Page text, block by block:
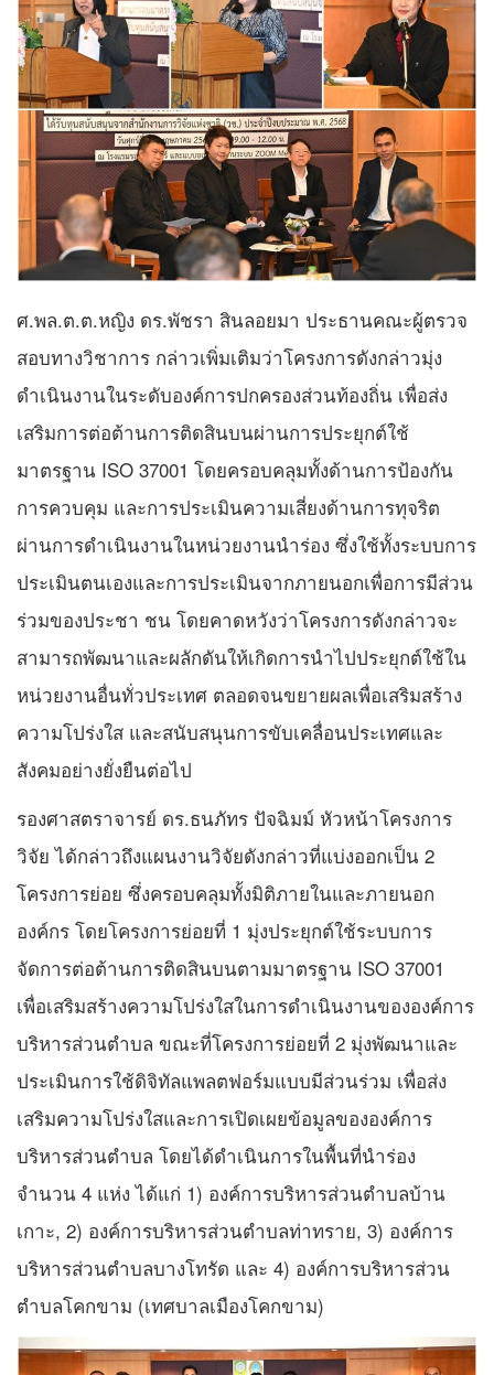
ศ.พล.ต.ต.หญิง ดร.พัชรา สินลอยมา ประธานคณะผู้ตรวจ
สอบทางวิชาการ กล่าวเพิ่มเติมว่าโครงการดังกล่าวมุ่ง
ดำเนินงานในระดับองค์การปกครองส่วนท้องถิ่น เพื่อส่ง
เสริมการต่อต้านการติดสินบนผ่านการประยุกต์ใช้
มาตรฐาน ISO 37001 โดยครอบคลุมทั้งด้านการป้องกัน
การควบคุม และการประเมินความเสี่ยงด้านการทุจริต
ผ่านการดำเนินงานในหน่วยงานนำร่อง ซึ่งใช้ทั้งระบบการ
ประเมินตนเองและการประเมินจากภายนอกเพื่อการมีส่วน
ร่วมของประชา ชน โดยคาดหวังว่าโครงการดังกล่าวจะ
สามารถพัฒนาและผลักดันให้เกิดการนำไปประยุกต์ใช้ใน
หน่วยงานอื่นทั่วประเทศ ตลอดจนขยายผลเพื่อเสริมสร้าง
ความโปร่งใส และสนับสนุนการขับเคลื่อนประเทศและ
สังคมอย่างยั่งยืนต่อไป
รองศาสตราจารย์ ดร.ธนภัทร ปัจฉิมม์ หัวหน้าโครงการ
วิจัย ได้กล่าวถึงแผนงานวิจัยดังกล่าวที่แบ่งออกเป็น 2
โครงการย่อย ซึ่งครอบคลุมทั้งมิติภายในและภายนอก
องค์กร โดยโครงการย่อยที่ 1 มุ่งประยุกต์ใช้ระบบการ
จัดการต่อต้านการติดสินบนตามมาตรฐาน ISO 37001
เพื่อเสริมสร้างความโปร่งใสในการดำเนินงานขององค์การ
บริหารส่วนตำบล ขณะที่โครงการย่อยที่ 2 มุ่งพัฒนาและ
ประเมินการใช้ดิจิทัลแพลตฟอร์มแบบมีส่วนร่วม เพื่อส่ง
เสริมความโปร่งใสและการเปิดเผยข้อมูลขององค์การ
บริหารส่วนตำบล โดยได้ดำเนินการในพื้นที่นำร่อง
จำนวน 4 แห่ง ได้แก่ 1) องค์การบริหารส่วนตำบลบ้าน
เกาะ, 2) องค์การบริหารส่วนตำบลท่าทราย, 3) องค์การ
บริหารส่วนตำบลบางโทรัด และ 4) องค์การบริหารส่วน
ตำบลโคกขาม (เทศบาลเมืองโคกขาม)